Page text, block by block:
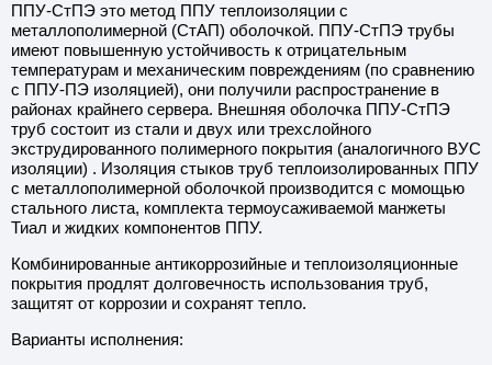
центр
изоляции
ППУ-СтПЭ это метод ППУ теплоизоляции с
металлополимерной (СтАП) оболочкой. ППУ-СтПЭ трубы
имеют повышенную устойчивость к отрицательным
температурам и механическим повреждениям (по сравнению
с ППУ-ПЭ изоляцией), они получили распространение в
районах крайнего сервера. Внешняя оболочка ППУ-СтПЭ
труб состоит из стали и двух или трехслойного
экструдированного полимерного покрытия (аналогичного ВУС
изоляции) . Изоляция стыков труб теплоизолированных ППУ
с металлополимерной оболочкой производится с момощью
стального листа, комплекта термоусаживаемой манжеты
Тиал и жидких компонентов ППУ.
Комбинированные антикоррозийные и теплоизоляционные
покрытия продлят долговечность использования труб,
защитят от коррозии и сохранят тепло.
Варианты исполнения: